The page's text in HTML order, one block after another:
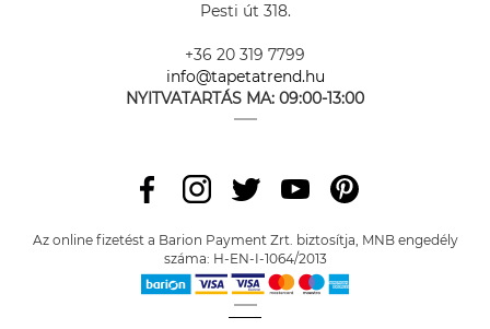
Pesti út 318.
+36 20 319 7799
info@tapetatrend.hu
NYITVATARTÁS MA: 09:00-13:00
Az online fizetést a Barion Payment Zrt. biztosítja, MNB engedély
száma: H-EN-I-1064/2013